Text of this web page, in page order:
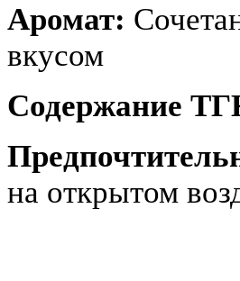
Аромат:
вкусом
Содержание
на открытом